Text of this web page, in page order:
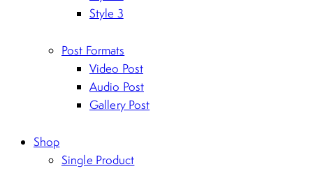
Style 3
Post Formats
Video Post
Audio Post
Gallery Post
Shop
Single Product